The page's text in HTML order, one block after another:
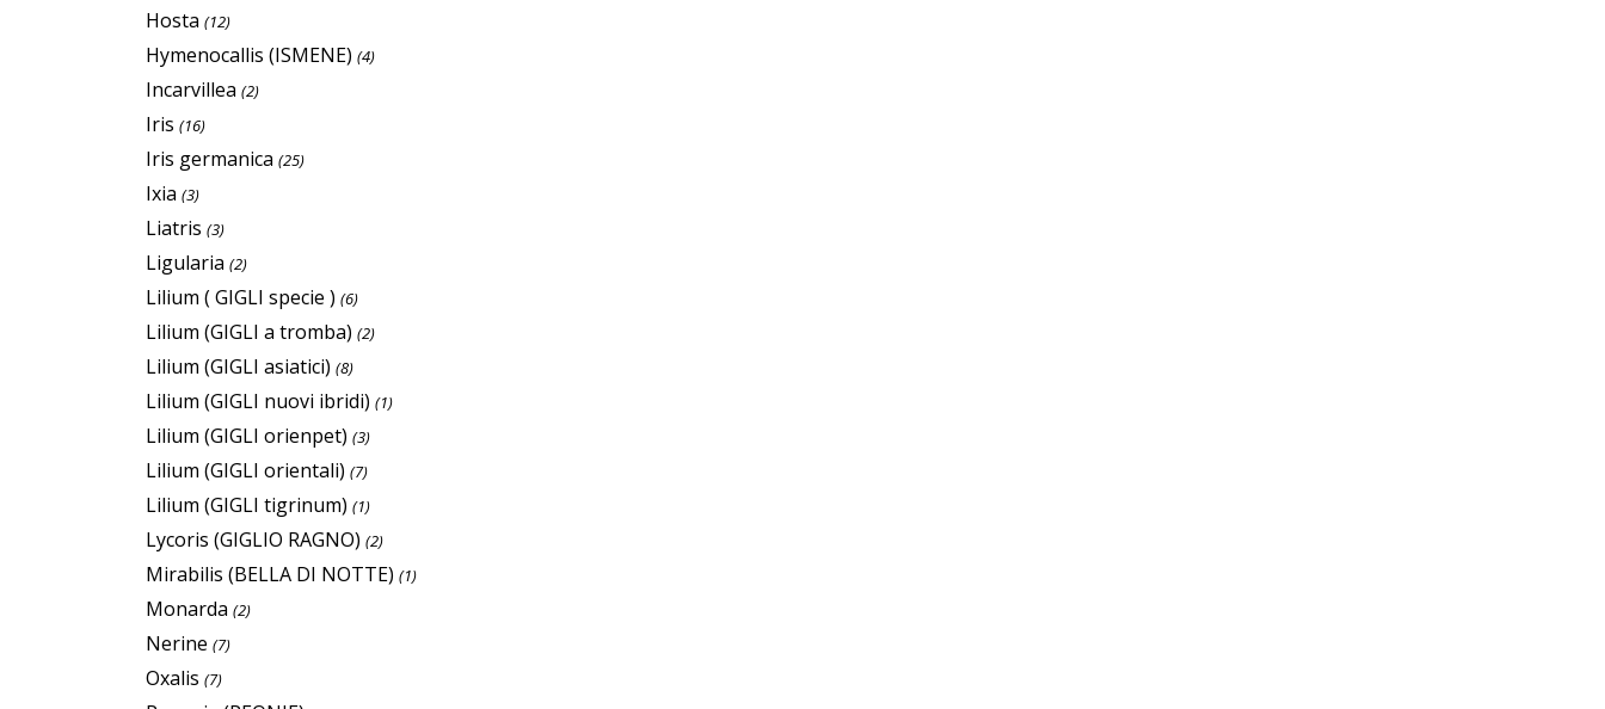
Hosta (12)
Hymenocallis (ISMENE) (4)
Incarvillea (2)
Iris (16)
Iris germanica (25)
Ixia (3)
Liatris (3)
Ligularia (2)
Lilium ( GIGLI specie ) (6)
Lilium (GIGLI a tromba) (2)
Lilium (GIGLI asiatici) (8)
Lilium (GIGLI nuovi ibridi) (1)
Lilium (GIGLI orienpet) (3)
Lilium (GIGLI orientali) (7)
Lilium (GIGLI tigrinum) (1)
Lycoris (GIGLIO RAGNO) (2)
Mirabilis (BELLA DI NOTTE) (1)
Monarda (2)
Nerine (7)
Oxalis (7)